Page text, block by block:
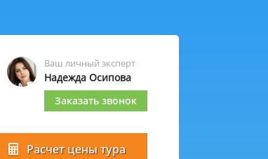
Ваш личный эксперт
Надежда Осипова
Заказать звонок
Расчет цены тура